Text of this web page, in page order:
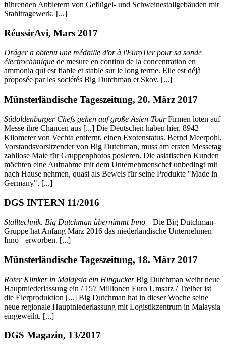
führenden Anbietern von Geflügel- und Schweinestallgebäuden mit
Stahltragewerk. [...]
RéussirAvi, Mars 2017
Dräger a obtenu une médaille d'or à l'EuroTier pour sa sonde
électrochimique de mesure en continu de la concentration en
ammonia qui est fiable et stable sur le long terme. Elle est déjà
proposée par les sociétés Big Dutchman et Skov. [...]
Münsterländische Tageszeitung, 20. März 2017
Südoldenburger Chefs gehen auf große Asien-TourFirmen loten auf
Messe ihre Chancen aus [...] Die Deutschen haben hier, 8942
Kilometer von Vechta entfernt, einen Exotenstatus. Bernd Meerpohl,
Vorstandsvorsitzender von Big Dutchman, muss am ersten Messetag
zahllose Male für Gruppenphotos posieren. Die asiatischen Kunden
möchten eine Aufnahme mit dem Unternehmenschef unbedingt mit
nach Hause nehmen, quasi als Beweis für seine Produkte "Made in
Germany". [...]
DGS INTERN 11/2016
Stalltechnik. Big Dutchman übernimmt Inno+ Die Big Dutchman-
Gruppe hat Anfang März 2016 das niederländische Unternehmen
Inno+ erworben. [...]
Münsterländische Tageszeitung, 18. März 2017
Roter Klinker in Malaysia ein HinguckerBig Dutchman weiht neue
Hauptniederlassung ein / 157 Millionen Euro Umsatz / Treiber ist
die Eierproduktion [...] Big Dutchman hat in dieser Woche seine
neue regionale Hauptniederlassung mit Logistikzentrum in Malaysia
eingeweiht. [...]
DGS Magazin, 13/2017